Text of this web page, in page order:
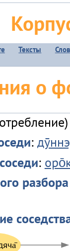
Тексты
о
:
:
разбора